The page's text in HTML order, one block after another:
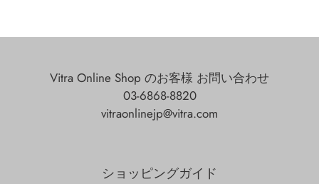
Vitra Online Shop のお客様 お問い合わせ
03-6868-8820
vitraonlinejp@vitra.com
ショッピングガイド